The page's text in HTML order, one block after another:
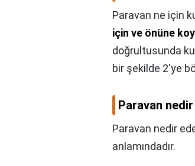
Paravan ne için
için ve önüne
doğrultusunda
bir şekilde 2'ye
Paravan
Paravan nedir
anlamındadır.